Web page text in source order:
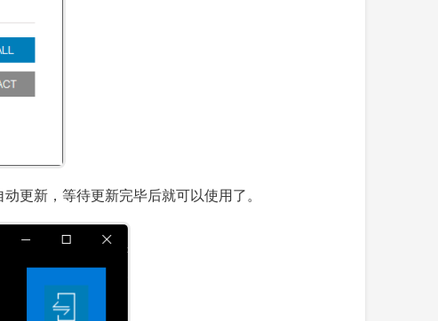
更新，等待更新完毕后就可以使用了。